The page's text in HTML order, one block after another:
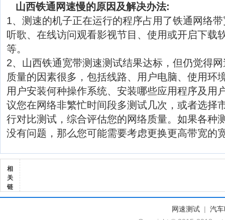
山西铁通网速慢的原因及解决办法:
1、测速的机子正在运行的程序占用了铁通网络
听歌、在线访问观看影视节目、使用或开启下载
等。
2、山西铁通宽带测速测试结果达标，但仍觉得
质量的因素很多，包括线路、用户电脑、使用环
用户安装何种操作系统、安装哪些应用程序及用
议您在网络非繁忙时间段多测试几次，或者选择
行对比测试，综合评估您的网络质量。如果各种
没有问题，那么您可能需要考虑更换更高带宽的
相
关
链
网速测试 | 汽